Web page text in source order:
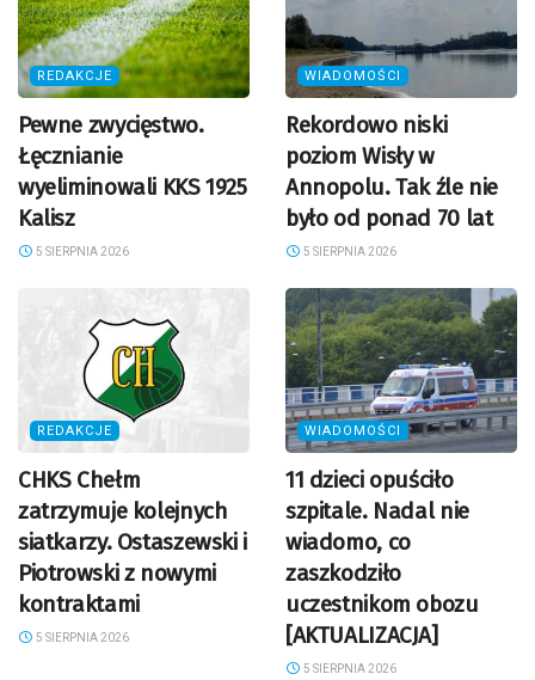
REDAKCJE
Pewne zwycięstwo.
Łęcznianie
wyeliminowali KKS 1925
Kalisz
5 SIERPNIA 2026
WIADOMOŚCI
Rekordowo niski
poziom Wisły w
Annopolu. Tak źle nie
było od ponad 70 lat
5 SIERPNIA 2026
REDAKCJE
CHKS Chełm
zatrzymuje kolejnych
siatkarzy. Ostaszewski i
Piotrowski z nowymi
kontraktami
5 SIERPNIA 2026
WIADOMOŚCI
11 dzieci opuściło
szpitale. Nadal nie
wiadomo, co
zaszkodziło
uczestnikom obozu
[AKTUALIZACJA]
5 SIERPNIA 2026